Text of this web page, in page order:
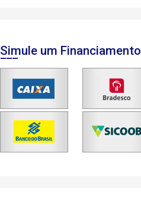
Simule um Financiamento